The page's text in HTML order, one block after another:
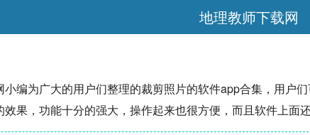
地理教师下载网
小编为广大的用户们整理的裁剪照片的软件app合集，用户
果，功能十分的强大，操作起来也很方便，而且软件上面